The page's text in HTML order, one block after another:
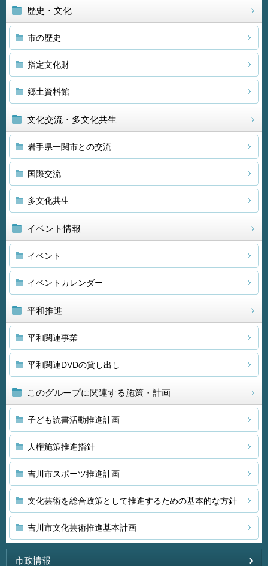
歴史・文化
市の歴史
指定文化財
郷土資料館
文化交流・多文化共生
岩手県一関市との交流
国際交流
多文化共生
イベント情報
イベント
イベントカレンダー
平和推進
平和関連事業
平和関連DVDの貸し出し
このグループに関連する施策・計画
子ども読書活動推進計画
人権施策推進指針
吉川市スポーツ推進計画
文化芸術を総合政策として推進するための基本的な方針
吉川市文化芸術推進基本計画
市政情報